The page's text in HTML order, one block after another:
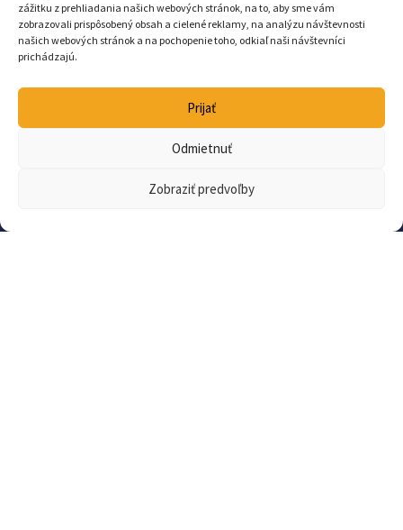
zážitku z prehliadania našich webových stránok, na to, aby sme vám
zobrazovali prispôsobený obsah a cielené reklamy, na analýzu návštevnosti
našich webových stránok a na pochopenie toho, odkiaľ naši návštevníci
prichádzajú.
Prijať
Odmietnuť
Zobraziť predvoľby
Národný projekt MŠVVaM SR na podporu pohybu v základných
školách.
Partnerom projektu je NIVaM.